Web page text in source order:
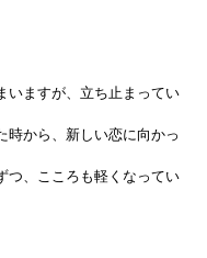
いますが、立ち止まってい
時から、新しい恋に向かっ
つ、こころも軽くなってい